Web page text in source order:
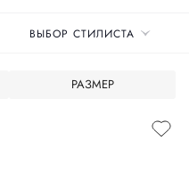
ВЫБОР СТИЛИСТА
РАЗМЕР